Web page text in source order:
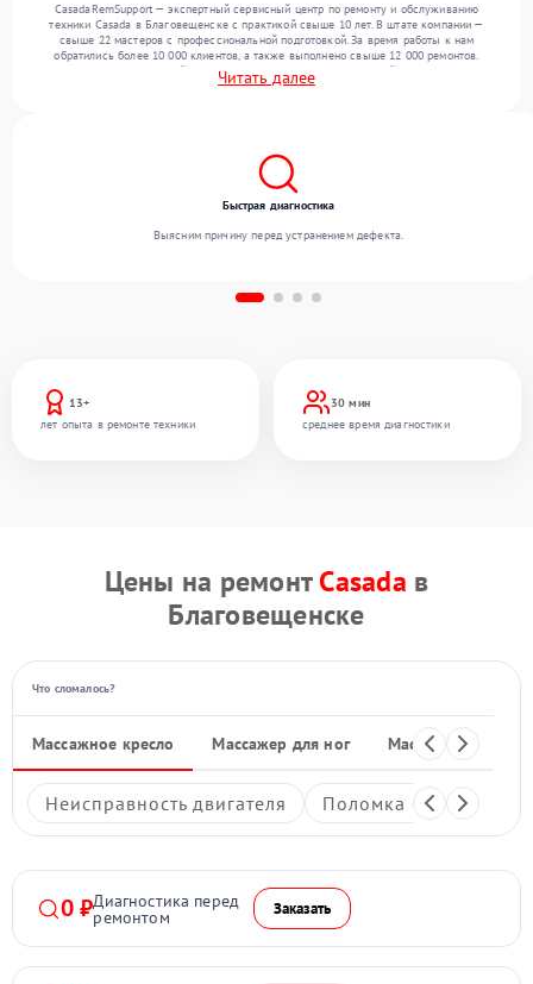
CasadaRemSupport — экспертный сервисный центр по ремонту и обслуживанию
техники Casada в Благовещенске с практикой свыше 10 лет. В штате компании —
свыше 22 мастеров с профессиональной подготовкой. За время работы к нам
обратились более 10 000 клиентов, а также выполнено свыше 12 000 ремонтов.
Ежемесячно в сервисный центр поступает более 300 обращений, включая , , . Мы
выполняем ремонт различного уровня сложности и гарантируем высокое качество
Читать далее
13+
лет опыта в ремонте техники
30 мин
среднее время диагностики
Быстрая диагностика
Выясним причину перед устранением дефекта.
Цены на ремонтCasada в
Благовещенске
Что сломалось?
Массажное кресло Массажер для ног Массажные
Неисправность двигателя Поломка системы
0 ₽Диагностика перед
ремонтом Заказать